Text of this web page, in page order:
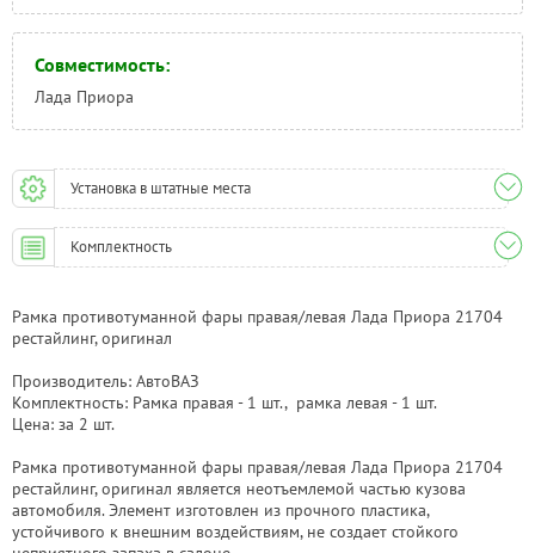
Совместимость:
Лада Приора
Установка в штатные места
Комплектность
Рамка противотуманной фары правая/левая Лада Приора 21704
рестайлинг, оригинал
Производитель: АвтоВАЗ
Комплектность: Рамка правая - 1 шт., рамка левая - 1 шт.
Цена: за 2 шт.
Рамка противотуманной фары правая/левая Лада Приора 21704
рестайлинг, оригинал является неотъемлемой частью кузова
автомобиля. Элемент изготовлен из прочного пластика,
устойчивого к внешним воздействиям, не создает стойкого